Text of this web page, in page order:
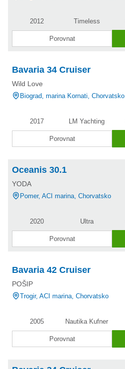
2012 Timeless
Porovnat
Bavaria 34 Cruiser
Wild Love
Biograd, marina Kornati, Chorvatsko
2017 LM Yachting
Porovnat
Oceanis 30.1
YODA
Pomer, ACI marina, Chorvatsko
2020 Ultra
Porovnat
Bavaria 42 Cruiser
POŠIP
Trogir, ACI marina, Chorvatsko
2005 Nautika Kufner
Porovnat